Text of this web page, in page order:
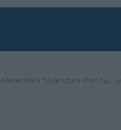
Adatkezelési Tájékoztató (Port.hu)